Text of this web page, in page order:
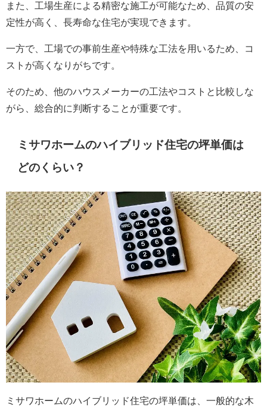
また、工場生産による精密な施工が可能なため、品質の安
定性が高く、長寿命な住宅が実現できます。
一方で、工場での事前生産や特殊な工法を用いるため、コ
ストが高くなりがちです。
そのため、他のハウスメーカーの工法やコストと比較しな
がら、総合的に判断することが重要です。
ミサワホームのハイブリッド住宅の坪単価は
どのくらい？
ミサワホームのハイブリッド住宅の坪単価は、一般的な木